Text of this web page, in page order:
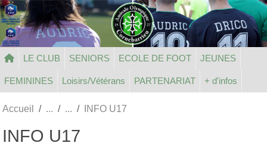
LE CLUB SENIORS ECOLE DE FOOT JEUNES
FEMININES Loisirs/Vétérans PARTENARIAT + d'infos
Accueil INFO U17
INFO U17
Panneau de gestion des cookies